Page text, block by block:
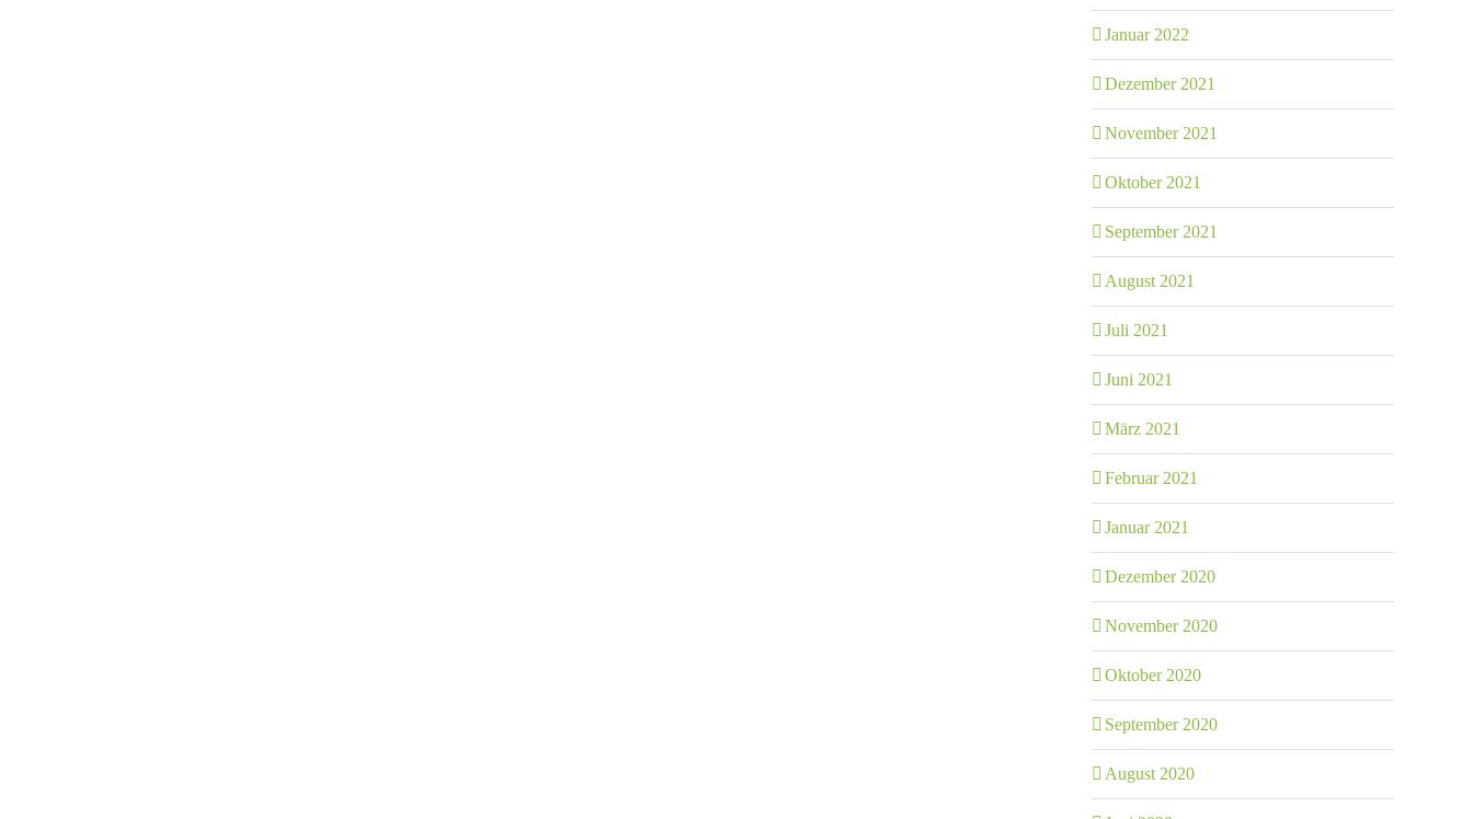
Januar 2022
Dezember 2021
November 2021
Oktober 2021
September 2021
August 2021
Juli 2021
Juni 2021
März 2021
Februar 2021
Januar 2021
Dezember 2020
November 2020
Oktober 2020
September 2020
August 2020